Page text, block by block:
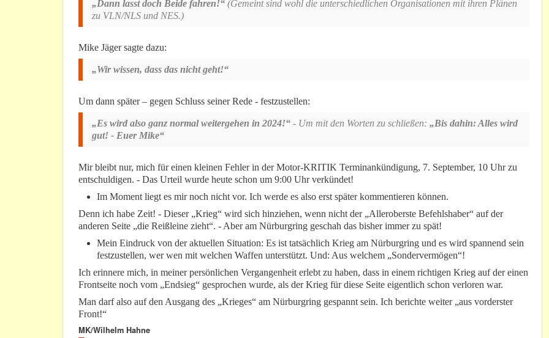
„Dann lasst doch Beide fahren!“ (Gemeint sind wohl die unterschiedlichen Organisationen mit ihren Plänen
zu VLN/NLS und NES.)
Mike Jäger sagte dazu:
„Wir wissen, dass das nicht geht!“
Um dann später – gegen Schluss seiner Rede - festzustellen:
„Es wird also ganz normal weitergehen in 2024!“ - Um mit den Worten zu schließen: „Bis dahin: Alles wird
gut! - Euer Mike“
Mir bleibt nur, mich für einen kleinen Fehler in der Motor-KRITIK Terminankündigung, 7. September, 10 Uhr zu
entschuldigen. - Das Urteil wurde heute schon um 9:00 Uhr verkündet!
Im Moment liegt es mir noch nicht vor. Ich werde es also erst später kommentieren können.
Denn ich habe Zeit! - Dieser „Krieg“ wird sich hinziehen, wenn nicht der „Alleroberste Befehlshaber“ auf der
anderen Seite „die Reißleine zieht“. - Aber am Nürburgring geschah das bisher immer zu spät!
Mein Eindruck von der aktuellen Situation: Es ist tatsächlich Krieg am Nürburgring und es wird spannend sein
festzustellen, wer wen mit welchen Waffen unterstützt. Und: Aus welchem „Sondervermögen“!
Ich erinnere mich, in meiner persönlichen Vergangenheit erlebt zu haben, dass in einem richtigen Krieg auf der einen
Frontseite noch vom „Endsieg“ gesprochen wurde, als der Krieg für diese Seite eigentlich schon verloren war.
Man darf also auf den Ausgang des „Krieges“ am Nürburgring gespannt sein. Ich berichte weiter „aus vorderster
Front!“
MK/Wilhelm Hahne